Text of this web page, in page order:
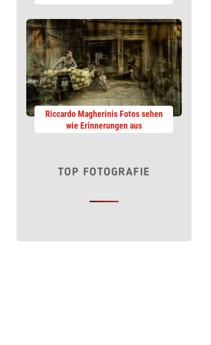
Riccardo Magherinis Fotos sehen
wie Erinnerungen aus
TOP FOTOGRAFIE